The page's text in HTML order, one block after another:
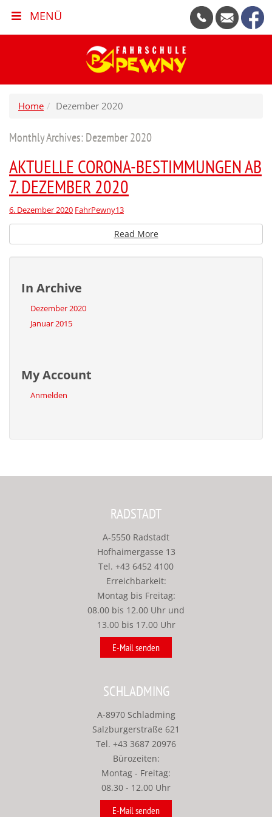
MENÜ
Home Dezember 2020
Monthly Archives:Dezember 2020
AKTUELLE CORONA-BESTIMMUNGEN AB
7. DEZEMBER 2020
6. Dezember 2020 FahrPewny13
Read More
In Archive
Dezember 2020
Januar 2015
My Account
Anmelden
RADSTADT
A-5550 Radstadt
Hofhaimergasse 13
Tel. +43 6452 4100
Erreichbarkeit:
Montag bis Freitag:
08.00 bis 12.00 Uhr und
13.00 bis 17.00 Uhr
E-Mail senden
SCHLADMING
A-8970 Schladming
Salzburgerstraße 621
Tel. +43 3687 20976
Bürozeiten:
Montag - Freitag:
08.30 - 12.00 Uhr
E-Mail senden